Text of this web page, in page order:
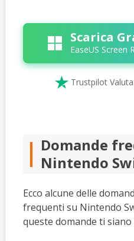
Scarica
EaseUS Screen
 Trustpilot
Domande
Nintendo
Ecco alcune delle
frequenti su Nintendo
queste domande ti siano